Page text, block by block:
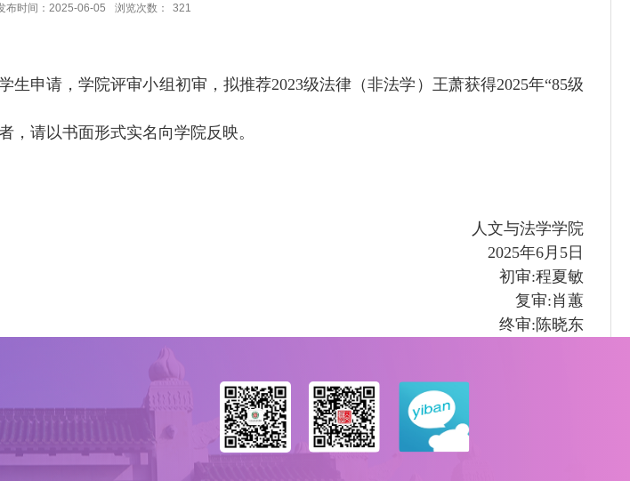
布时间：2025-06-05 浏览次数： 321
生申请，学院评审小组初审，拟推荐2023级法律（非法学） 王萧获得2025年“85级
，请以书面形式实名向学院反映。
人文与法学学院
2025年6月 5 日
初审:程夏敏
复审:肖蕙
终审:陈晓东